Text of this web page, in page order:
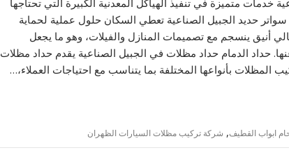
حديد الجبيل الصناعية تعطي السكان حلول عملية لحماية
أنيق ينسجم مع تصميمات المنازل والفيلات، وهو ما يجعل
حداد الدمام حداد مظلات في الجبيل الصناعية يقدم حداد مظلات
بأنواعها المختلفة بما يتناسب مع احتياجات العملاء،…
ابواب القطيف, شركة تركيب مظلات السيارات الظهران